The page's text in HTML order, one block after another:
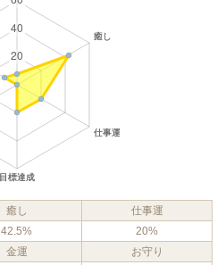
癒し
仕事運
42.5%
20%
金運
お守り